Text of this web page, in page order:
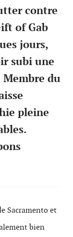
contre
of Gab
jours,
subi une
du
pleine
Sacramento et
bien